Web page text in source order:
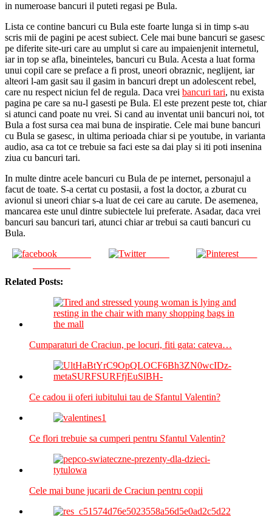
in numeroase bancuri il puteti regasi pe Bula.
Lista ce contine bancuri cu Bula este foarte lunga si in timp s-au
scris mii de pagini pe acest subiect. Cele mai bune bancuri se gasesc
pe diferite site-uri care au umplut si care au impaienjenit internetul,
iar in top se afla, bineinteles, bancuri cu Bula. Acesta a luat forma
unui copil care se preface a fi prost, uneori obraznic, neglijent, iar
alteori l-am gasit sau il gasim in bancuri drept un adolescent rebel,
care nu respect niciun fel de regula. Daca vrei bancuri tari, nu exista
pagina pe care sa nu-l gasesti pe Bula. El este prezent peste tot, chiar
si atunci cand poate nu vrei. Si cand au inventat unii bancuri noi, tot
Bula a fost sursa cea mai buna de inspiratie. Cele mai bune bancuri
cu Bula se gasesc, in ultima perioada chiar si pe youtube, in varianta
audio, asa ca tot ce trebuie sa faci este sa dai play si iti poti insenina
ziua cu bancuri tari.
In multe dintre acele bancuri cu Bula de pe internet, personajul a
facut de toate. S-a certat cu postasii, a fost la doctor, a zburat cu
avionul si uneori chiar s-a luat de cei care au carute. De asemenea,
mancarea este unul dintre subiectele lui preferate. Asadar, daca vrei
bancuri sau bancuri tari, atunci chiar ar trebui sa cauti bancuri cu
Bula.
Tweet Save
Related Posts:
Cumparaturi de Craciun, pe locuri, fiti gata: cateva…
Ce cadou ii oferi iubitului tau de Sfantul Valentin?
Ce flori trebuie sa cumperi pentru Sfantul Valentin?
Cele mai bune jucarii de Craciun pentru copii